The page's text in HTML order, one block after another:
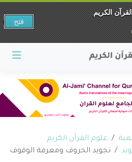
علوم القرآن الكريم
تجويد الحروف ومعرفة الوقوف
الكريم
فتح